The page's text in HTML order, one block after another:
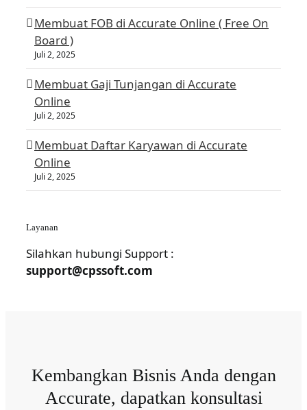
Membuat FOB di Accurate Online ( Free On
Board )
Juli 2, 2025
Membuat Gaji Tunjangan di Accurate
Online
Juli 2, 2025
Membuat Daftar Karyawan di Accurate
Online
Juli 2, 2025
Layanan
Silahkan hubungi Support :
support@cpssoft.com
Kembangkan Bisnis Anda dengan
Accurate, dapatkan konsultasi